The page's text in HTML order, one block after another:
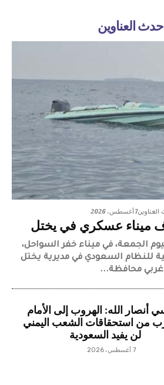
العناوين
7 أغسطس، 2026
ميناء عسكري في يختل
الجمعة، في ميناء خفر السواحل،
للنظام السعودي في مديرية يختل
غربي محافظة...
أنصار الله: الهروب إلى الأمام
من استحقاقات الشعب اليمني
لن يفيد السعودية
7 أغسطس، 2026